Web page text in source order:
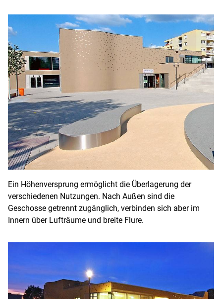
Ein Höhenversprung ermöglicht die Überlagerung der
verschiedenen Nutzungen. Nach Außen sind die
Geschosse getrennt zugänglich, verbinden sich aber im
Innern über Lufträume und breite Flure.